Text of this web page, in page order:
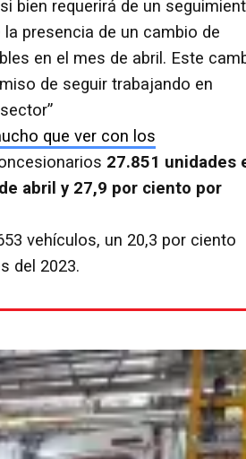
bien requerirá de un
presencia de un cambio de
en el mes de abril. Este
de seguir trabajando en
que ver con los
27.851 unidades
abril y 27,9 por ciento por
vehículos, un 20,3 por ciento
del 2023.